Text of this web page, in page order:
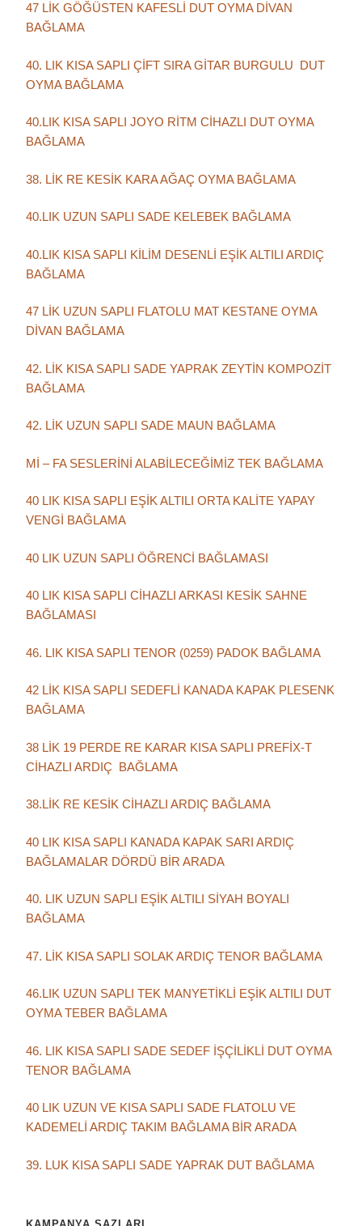
47 LİK GÖĞÜSTEN KAFESLİ DUT OYMA DİVAN
BAĞLAMA
40. LIK KISA SAPLI ÇİFT SIRA GİTAR BURGULU DUT
OYMA BAĞLAMA
40.LIK KISA SAPLI JOYO RİTM CİHAZLI DUT OYMA
BAĞLAMA
38. LİK RE KESİK KARA AĞAÇ OYMA BAĞLAMA
40.LIK UZUN SAPLI SADE KELEBEK BAĞLAMA
40.LIK KISA SAPLI KİLİM DESENLİ EŞİK ALTILI ARDIÇ
BAĞLAMA
47 LİK UZUN SAPLI FLATOLU MAT KESTANE OYMA
DİVAN BAĞLAMA
42. LİK KISA SAPLI SADE YAPRAK ZEYTİN KOMPOZİT
BAĞLAMA
42. LİK UZUN SAPLI SADE MAUN BAĞLAMA
Mİ – FA SESLERİNİ ALABİLECEĞİMİZ TEK BAĞLAMA
40 LIK KISA SAPLI EŞİK ALTILI ORTA KALİTE YAPAY
VENGİ BAĞLAMA
40 LIK UZUN SAPLI ÖĞRENCİ BAĞLAMASI
40 LIK KISA SAPLI CİHAZLI ARKASI KESİK SAHNE
BAĞLAMASI
46. LIK KISA SAPLI TENOR (0259) PADOK BAĞLAMA
42 LİK KISA SAPLI SEDEFLİ KANADA KAPAK PLESENK
BAĞLAMA
38 LİK 19 PERDE RE KARAR KISA SAPLI PREFİX-T
CİHAZLI ARDIÇ BAĞLAMA
38.LİK RE KESİK CİHAZLI ARDIÇ BAĞLAMA
40 LIK KISA SAPLI KANADA KAPAK SARI ARDIÇ
BAĞLAMALAR DÖRDÜ BİR ARADA
40. LIK UZUN SAPLI EŞİK ALTILI SİYAH BOYALI
BAĞLAMA
47. LİK KISA SAPLI SOLAK ARDIÇ TENOR BAĞLAMA
46.LIK UZUN SAPLI TEK MANYETİKLİ EŞİK ALTILI DUT
OYMA TEBER BAĞLAMA
46. LIK KISA SAPLI SADE SEDEF İŞÇİLİKLİ DUT OYMA
TENOR BAĞLAMA
40 LIK UZUN VE KISA SAPLI SADE FLATOLU VE
KADEMELİ ARDIÇ TAKIM BAĞLAMA BİR ARADA
39. LUK KISA SAPLI SADE YAPRAK DUT BAĞLAMA